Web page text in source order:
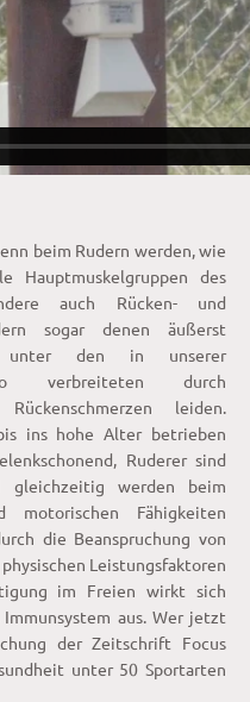
beim Rudern werden, wie
Hauptmuskelgruppen des
auch Rücken- und
sogar denen äußerst
den in unserer
so verbreiteten durch
leiden.
ins hohe Alter betrieben
Ruderer sind
gleichzeitig werden beim
Fähigkeiten
die Beanspruchung von
Leistungsfaktoren
im Freien wirkt sich
aus. Wer jetzt
der Zeitschrift Focus
unter 50 Sportarten